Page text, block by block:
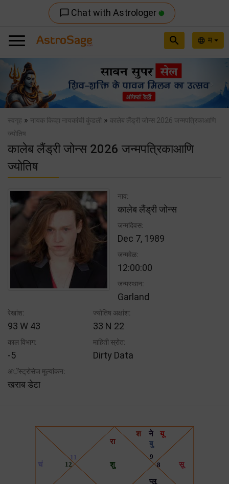
chat_bubble_outline Chat with Astrologer
language म
search
Previous
स्वगृह » नायक किव्हा नायकांची कुंडली » कालेब लैंड्री जोन्स 2026 जन्मपत्रिकाआणि
ज्योतिष
कालेब लैंड्री जोन्स 2026 जन्मपत्रिकाआणि
ज्योतिष
नाव:
कालेब लैंड्री जोन्स
जन्मदिवस:
Dec 7, 1989
जन्मवेळ:
12:00:00
जन्मस्थान:
Garland
रेखांश:
93 W 43
ज्योतिष अक्षांश:
33 N 22
काल विभाग:
-5
माहिती स्रोत:
Dirty Data
अॅस्ट्रोसेज मूल्यांकन:
खराब डेटा